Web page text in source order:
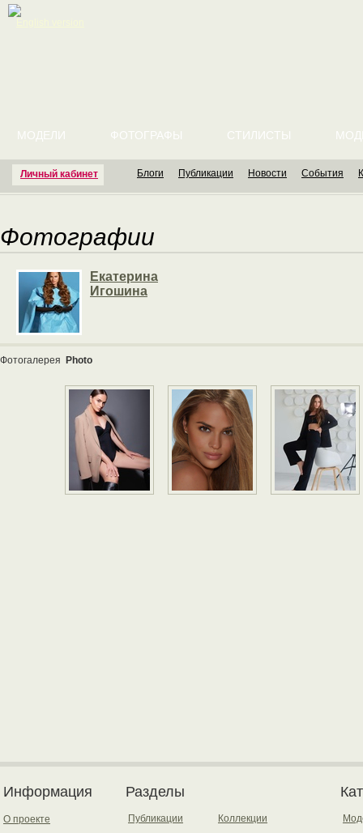
Личный кабинет
МОДЕЛИ ФОТОГРАФЫ СТИЛИСТЫ
Блоги Публикации Новости События
Фотографии
Екатерина
Игошина
Фотогалерея Photo
Информация
О проекте
Разделы
Публикации
Коллекции